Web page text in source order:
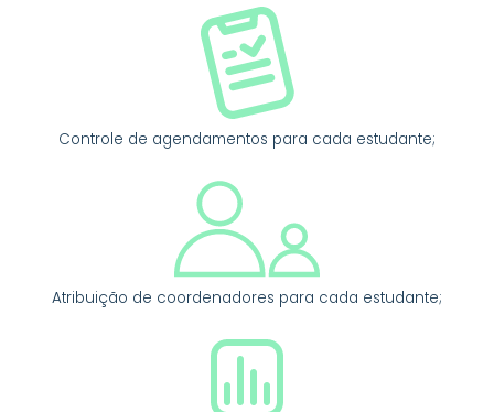
Controle de agendamentos para cada estudante;
Atribuição de coordenadores para cada estudante;